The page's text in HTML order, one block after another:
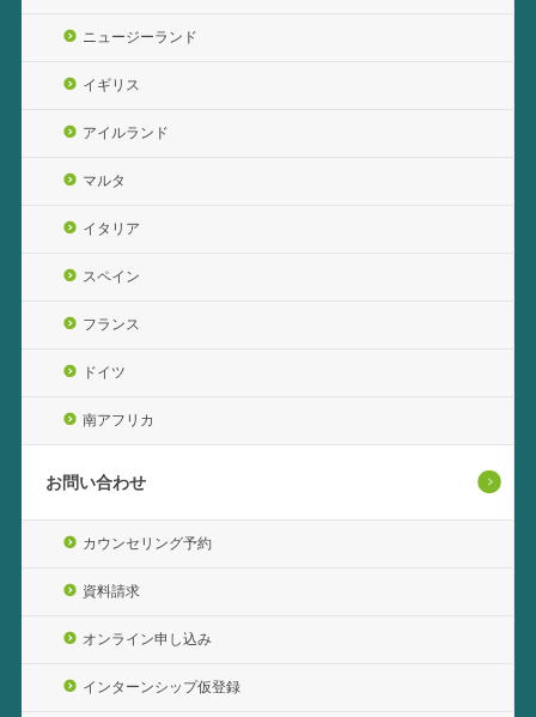
ニュージーランド
イギリス
アイルランド
マルタ
イタリア
スペイン
フランス
ドイツ
南アフリカ
お問い合わせ
カウンセリング予約
資料請求
オンライン申し込み
インターンシップ仮登録